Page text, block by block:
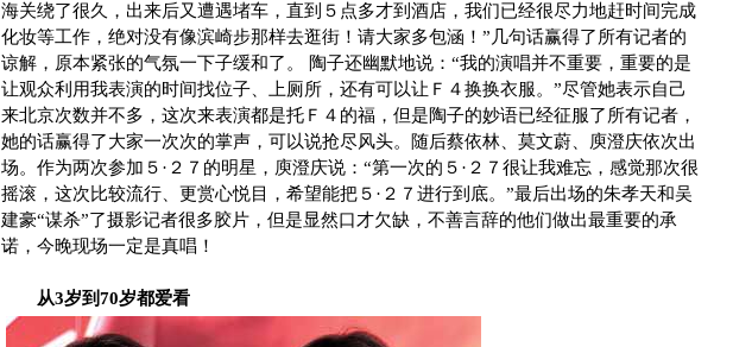
海关绕了很久，出来后又遭遇堵车，直到５点多才到酒店，我们已经很尽力地赶时间完成
化妆等工作，绝对没有像滨崎步那样去逛街！请大家多包涵！”几句话赢得了所有记者的
谅解，原本紧张的气氛一下子缓和了。 陶子还幽默地说：“我的演唱并不重要，重要的是
让观众利用我表演的时间找位子、上厕所，还有可以让Ｆ４换换衣服。”尽管她表示自己
来北京次数并不多，这次来表演都是托Ｆ４的福，但是陶子的妙语已经征服了所有记者，
她的话赢得了大家一次次的掌声，可以说抢尽风头。随后蔡依林、莫文蔚、庾澄庆依次出
场。作为两次参加５·２７的明星，庾澄庆说：“第一次的５·２７很让我难忘，感觉那次很
摇滚，这次比较流行、更赏心悦目，希望能把５·２７进行到底。”最后出场的朱孝天和吴
建豪“谋杀”了摄影记者很多胶片，但是显然口才欠缺，不善言辞的他们做出最重要的承
诺，今晚现场一定是真唱！
从3岁到70岁都爱看